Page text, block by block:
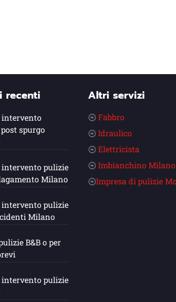
recenti
spurgo
pulizie
Milano
pulizie
Milano
B&B o per
pulizie
Altri servizi
Fabbro
Idraulico
Elettricista
Imbianchino Milano
Impresa di pulizie